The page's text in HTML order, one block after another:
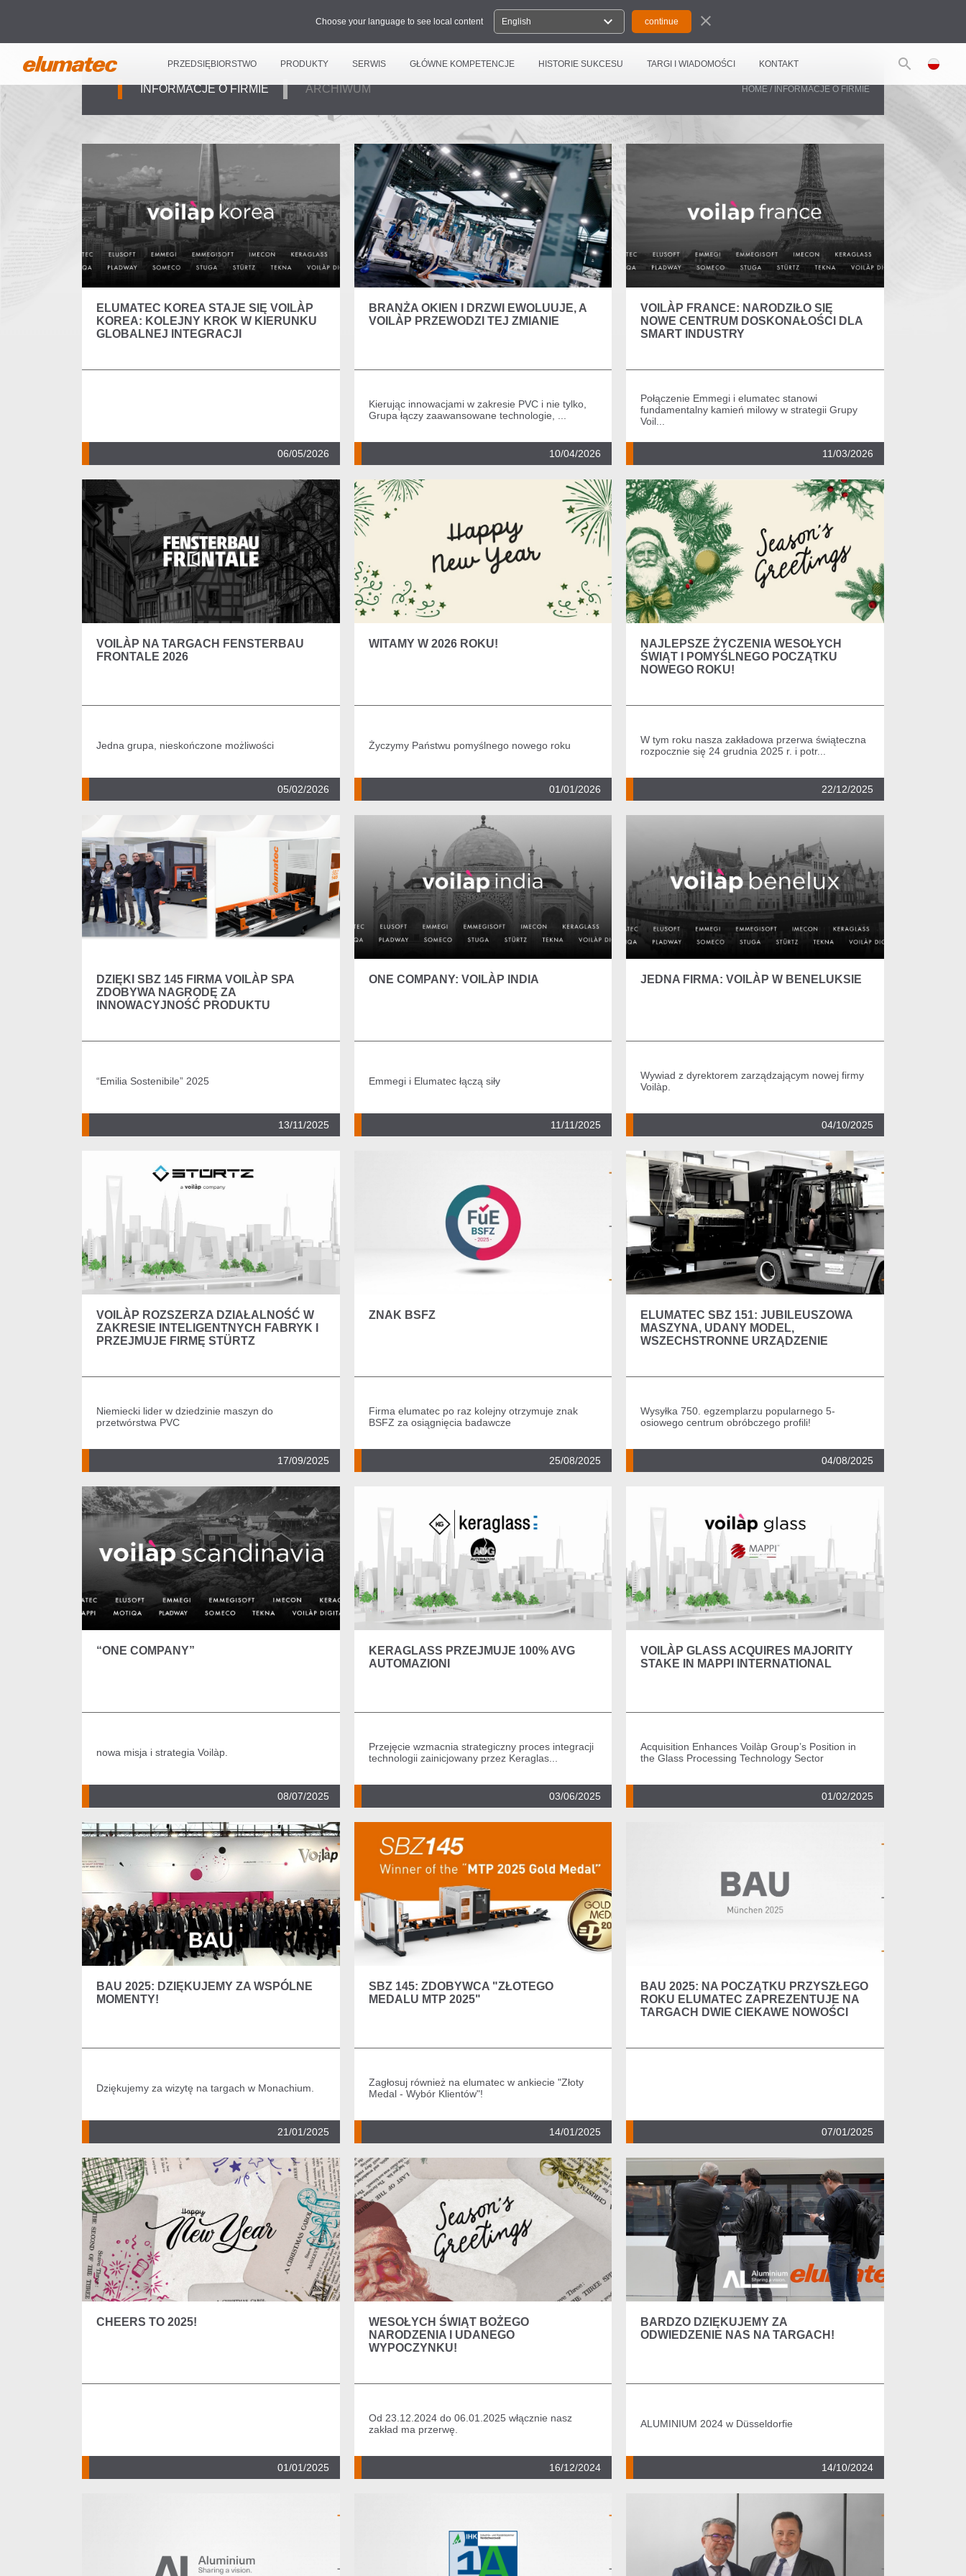
Choose your language to see local content English expand_more close
PRZEDSIĘBIORSTWO PRODUKTY SERWIS GŁÓWNE KOMPETENCJE HISTORIE SUKCESU TARGI I WIADOMOŚCI KONTAKT search
INFORMACJE O FIRMIE ARCHIWUM HOME / INFORMACJE O FIRMIE
ELUMATEC KOREA STAJE SIĘ VOILÀP
KOREA: KOLEJNY KROK W KIERUNKU
GLOBALNEJ INTEGRACJI
06/05/2026
BRANŻA OKIEN I DRZWI EWOLUUJE, A
VOILÀP PRZEWODZI TEJ ZMIANIE
Kierując innowacjami w zakresie PVC i nie tylko,
Grupa łączy zaawansowane technologie, ...
10/04/2026
VOILÀP FRANCE: NARODZIŁO SIĘ
NOWE CENTRUM DOSKONAŁOŚCI DLA
SMART INDUSTRY
Połączenie Emmegi i elumatec stanowi
fundamentalny kamień milowy w strategii Grupy
Voil...
11/03/2026
VOILÀP NA TARGACH FENSTERBAU
FRONTALE 2026
Jedna grupa, nieskończone możliwości
05/02/2026
WITAMY W 2026 ROKU!
Życzymy Państwu pomyślnego nowego roku
01/01/2026
NAJLEPSZE ŻYCZENIA WESOŁYCH
ŚWIĄT I POMYŚLNEGO POCZĄTKU
NOWEGO ROKU!
W tym roku nasza zakładowa przerwa świąteczna
rozpocznie się 24 grudnia 2025 r. i potr...
22/12/2025
DZIĘKI SBZ 145 FIRMA VOILÀP SPA
ZDOBYWA NAGRODĘ ZA
INNOWACYJNOŚĆ PRODUKTU
“Emilia Sostenibile” 2025
13/11/2025
ONE COMPANY: VOILÀP INDIA
Emmegi i Elumatec łączą siły
11/11/2025
JEDNA FIRMA: VOILÀP W BENELUKSIE
Wywiad z dyrektorem zarządzającym nowej firmy
Voilàp.
04/10/2025
VOILÀP ROZSZERZA DZIAŁALNOŚĆ W
ZAKRESIE INTELIGENTNYCH FABRYK I
PRZEJMUJE FIRMĘ STÜRTZ
Niemiecki lider w dziedzinie maszyn do
przetwórstwa PVC
17/09/2025
ZNAK BSFZ
Firma elumatec po raz kolejny otrzymuje znak
BSFZ za osiągnięcia badawcze
25/08/2025
ELUMATEC SBZ 151: JUBILEUSZOWA
MASZYNA, UDANY MODEL,
WSZECHSTRONNE URZĄDZENIE
Wysyłka 750. egzemplarzu popularnego 5-
osiowego centrum obróbczego profili!
04/08/2025
“ONE COMPANY”
nowa misja i strategia Voilàp.
08/07/2025
KERAGLASS PRZEJMUJE 100% AVG
AUTOMAZIONI
Przejęcie wzmacnia strategiczny proces integracji
technologii zainicjowany przez Keraglas...
03/06/2025
VOILÀP GLASS ACQUIRES MAJORITY
STAKE IN MAPPI INTERNATIONAL
Acquisition Enhances Voilàp Group’s Position in
the Glass Processing Technology Sector
01/02/2025
BAU 2025: DZIĘKUJEMY ZA WSPÓLNE
MOMENTY!
Dziękujemy za wizytę na targach w Monachium.
21/01/2025
SBZ 145: ZDOBYWCA "ZŁOTEGO
MEDALU MTP 2025"
Zagłosuj również na elumatec w ankiecie "Złoty
Medal - Wybór Klientów"!
14/01/2025
BAU 2025: NA POCZĄTKU PRZYSZŁEGO
ROKU ELUMATEC ZAPREZENTUJE NA
TARGACH DWIE CIEKAWE NOWOŚCI
07/01/2025
CHEERS TO 2025!
01/01/2025
WESOŁYCH ŚWIĄT BOŻEGO
NARODZENIA I UDANEGO
WYPOCZYNKU!
Od 23.12.2024 do 06.01.2025 włącznie nasz
zakład ma przerwę.
16/12/2024
BARDZO DZIĘKUJEMY ZA
ODWIEDZENIE NAS NA TARGACH!
ALUMINIUM 2024 w Düsseldorfie
14/10/2024